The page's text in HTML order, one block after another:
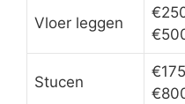
Vloer leggen
Stucen